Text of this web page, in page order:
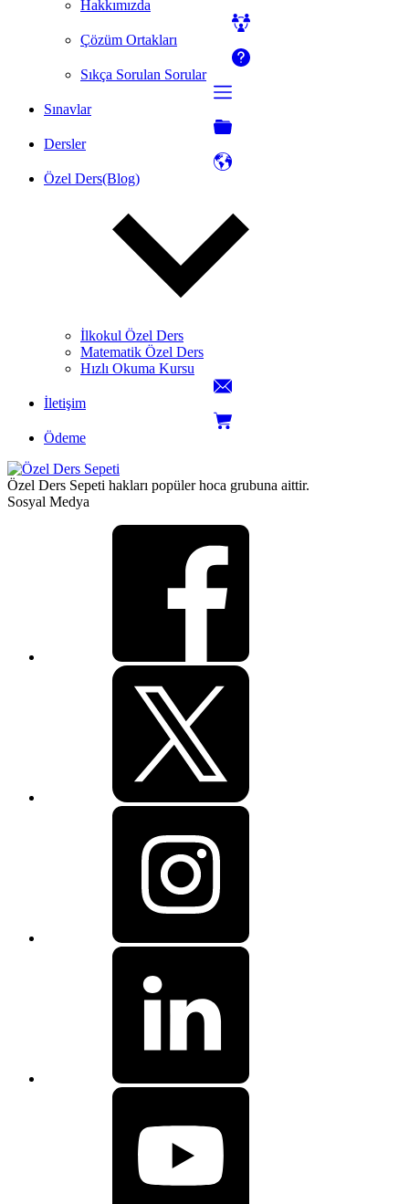
Hakkımızda
Çözüm Ortakları
Sıkça Sorulan Sorular
Sınavlar
Dersler
Özel Ders(Blog)
İlkokul Özel Ders
Matematik Özel Ders
Hızlı Okuma Kursu
İletişim
Ödeme
Özel Ders Sepeti hakları popüler hoca grubuna aittir.
Sosyal Medya